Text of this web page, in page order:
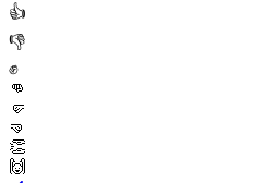
👍
👎
✊
👊
🤛
🤜
👏
🙌